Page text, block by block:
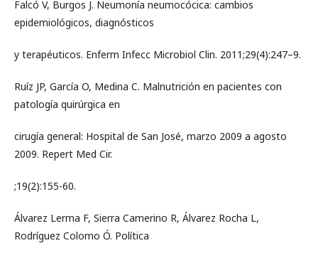
Falcó V, Burgos J. Neumonía neumocócica: cambios
epidemiológicos, diagnósticos
y terapéuticos. Enferm Infecc Microbiol Clin. 2011;29(4):247–9.
Ruíz JP, García O, Medina C. Malnutrición en pacientes con
patología quirúrgica en
cirugía general: Hospital de San José, marzo 2009 a agosto
2009. Repert Med Cir.
;19(2):155-60.
Álvarez Lerma F, Sierra Camerino R, Álvarez Rocha L,
Rodríguez Colomo Ó. Política